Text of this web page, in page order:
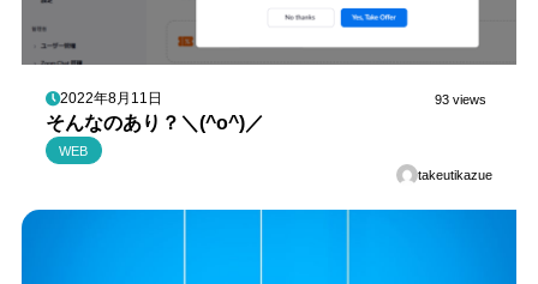
2022年8月11日 93 views
そんなのあり？＼(^o^)／
WEB
takeutikazue